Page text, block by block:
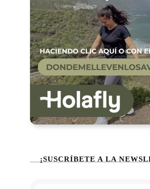
¡SUSCRÍBETE A LA